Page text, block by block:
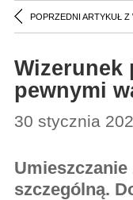
POPRZEDNI ARTYKUŁ Z
Wizerunek
pewnymi
30 stycznia
szczególną.